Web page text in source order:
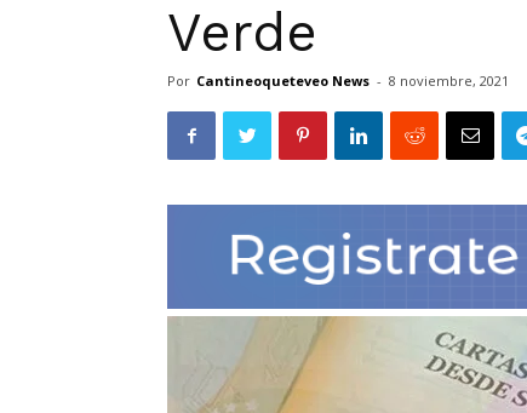
Verde
Por Cantineoqueteveo News - 8 noviembre, 2021